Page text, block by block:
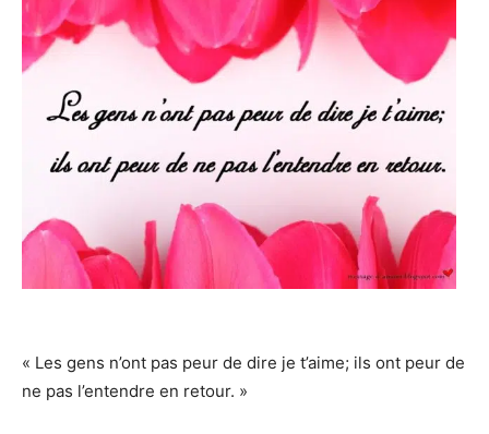
« Les gens n’ont pas peur de dire je t’aime; ils ont peur de
ne pas l’entendre en retour. »